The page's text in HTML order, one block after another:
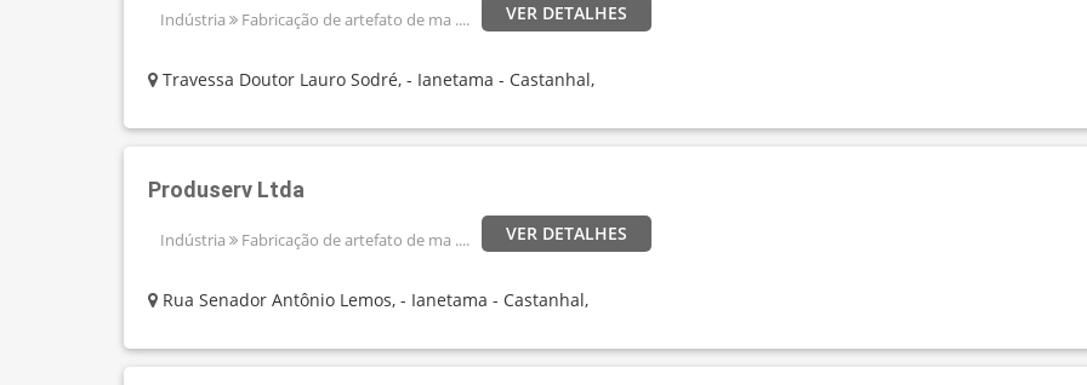
Indústria Fabricação de artefato de ma ....
Travessa Doutor Lauro Sodré, - Ianetama - Castanhal,
VER DETALHES
Produserv Ltda
Indústria Fabricação de artefato de ma ....
Rua Senador Antônio Lemos, - Ianetama - Castanhal,
VER DETALHES